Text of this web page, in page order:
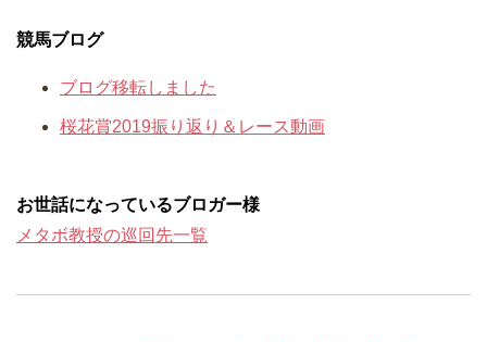
競馬ブログ
ブログ移転しました
桜花賞2019振り返り＆レース動画
お世話になっているブロガー様
メタボ教授の巡回先一覧